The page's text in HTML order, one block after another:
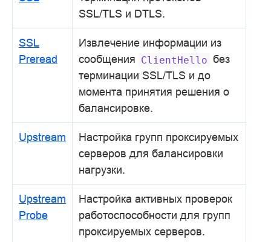
SSL/TLS и DTLS.
SSL
Preread
Извлечение информации из
сообщения ClientHello без
терминации SSL/TLS и до
момента принятия решения о
балансировке.
Upstream
Настройка групп проксируемых
серверов для балансировки
нагрузки.
Upstream
Probe
Настройка активных проверок
работоспособности для групп
проксируемых серверов.